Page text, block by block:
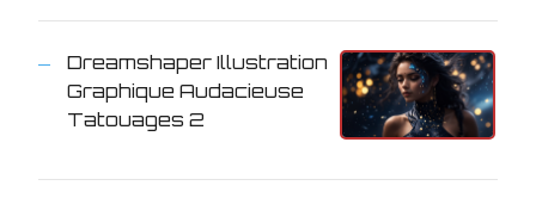
Dreamshaper Illustration
Graphique Audacieuse
Tatouages 2